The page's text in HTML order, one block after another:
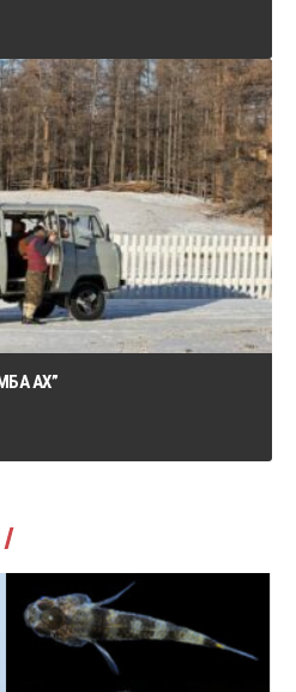
АХ”